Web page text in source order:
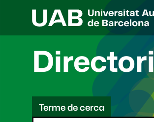
Directori
C
eTerme de cerca